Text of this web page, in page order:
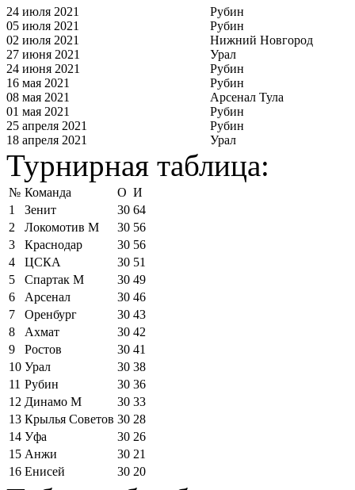
24 июля 2021
Рубин
05 июля 2021
Рубин
02 июля 2021
Нижний Новгород
27 июня 2021
Урал
24 июня 2021
Рубин
16 мая 2021
Рубин
08 мая 2021
Арсенал Тула
01 мая 2021
Рубин
25 апреля 2021
Рубин
18 апреля 2021
Урал
Турнирная таблица:
№ Команда О И
1
Зенит 30 64
2
Локомотив М 30 56
3
Краснодар 30 56
4
ЦСКА 30 51
5
Спартак М 30 49
6
Арсенал 30 46
7
Оренбург 30 43
8
Ахмат 30 42
9
Ростов 30 41
10 Урал 30 38
11 Рубин 30 36
12 Динамо М 30 33
13 Крылья Советов 30 28
14 Уфа 30 26
15 Анжи 30 21
16 Енисей 30 20